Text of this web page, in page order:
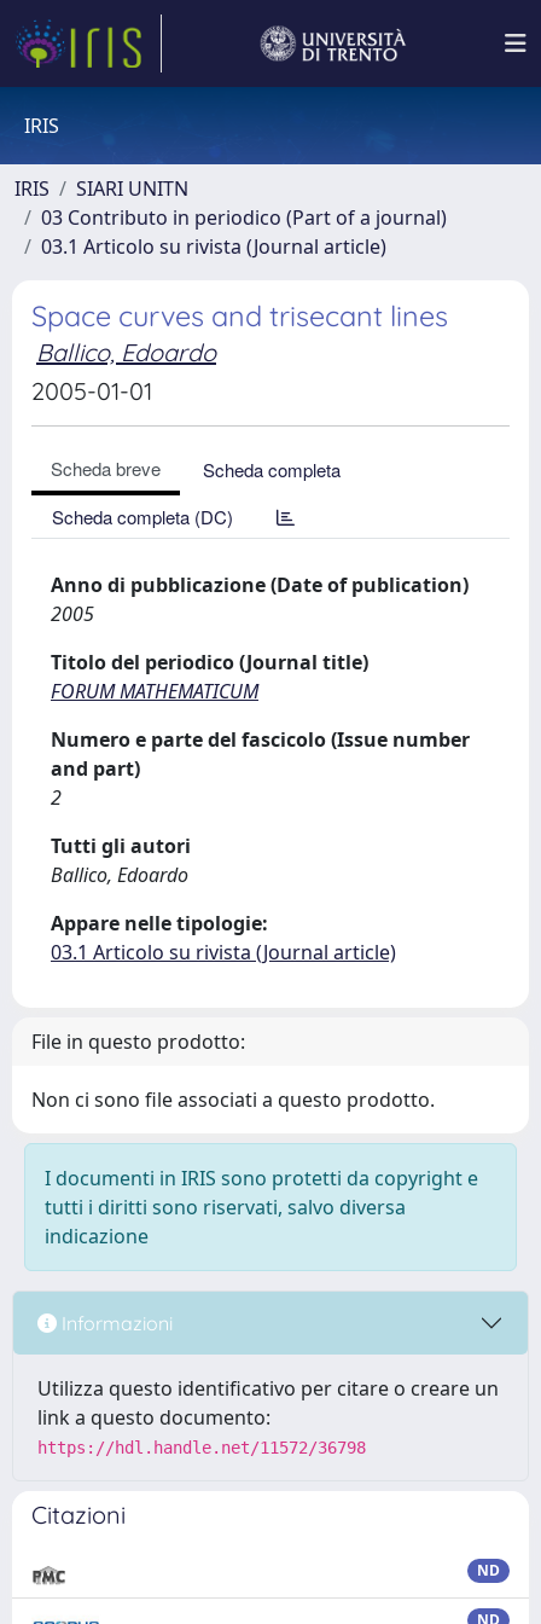
IRIS
IRIS
SIARI UNITN
03 Contributo in periodico (Part of a journal)
03.1 Articolo su rivista (Journal article)
Space curves and trisecant lines
Ballico, Edoardo
2005-01-01
Scheda breve
Scheda completa
Scheda completa (DC)
Anno di pubblicazione (Date of publication)
2005
Titolo del periodico (Journal title)
FORUM MATHEMATICUM
Numero e parte del fascicolo (Issue number
and part)
2
Tutti gli autori
Ballico, Edoardo
Appare nelle tipologie:
03.1 Articolo su rivista (Journal article)
File in questo prodotto:
Non ci sono file associati a questo prodotto.
I documenti in IRIS sono protetti da copyright e
tutti i diritti sono riservati, salvo diversa
indicazione
Informazioni
Utilizza questo identificativo per citare o creare un
link a questo documento:
https://hdl.handle.net/11572/36798
Citazioni
ND